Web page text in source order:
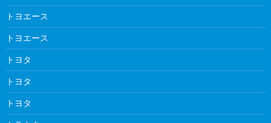
トヨエース
トヨエース
トヨタ
トヨタ
トヨタ